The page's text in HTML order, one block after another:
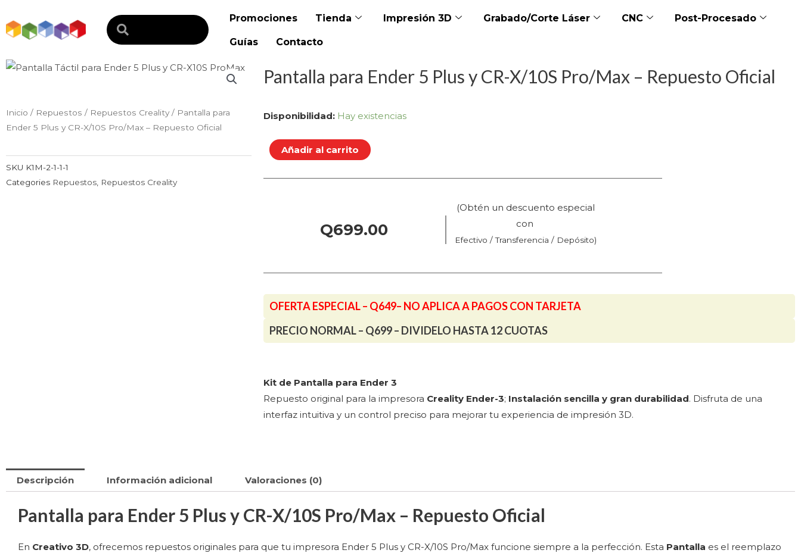
al
contenido
Promociones Tienda Impresión 3D Grabado/Corte Láser CNC Post-Procesado
Guías Contacto
Inicio / Repuestos / Repuestos Creality/ Pantalla para
Ender 5 Plus y CR-X/10S Pro/Max – Repuesto Oficial
SKU K1M-2-1-1-1
Categories Repuestos Repuestos Creality
Pantalla para Ender 5 Plus y CR-X/10S Pro/Max – Repuesto Oficial
Disponibilidad: Hay existencias
Pantalla
Ender
Plus
Repuesto
Oficial
cantidad
Añadir al carrito
Q699.00
(Obtén un descuento especial
con
Efectivo / Transferencia / Depósito)
OFERTA ESPECIAL – Q649– NO APLICA A PAGOS CON TARJETA
PRECIO NORMAL – Q699 – DIVIDELO HASTA 12 CUOTAS
Kit de Pantalla para Ender 3
Repuesto original para la impresora Creality Ender-3; Instalación sencilla y gran durabilidad. Disfruta de una
interfaz intuitiva y un control preciso para mejorar tu experiencia de impresión 3D.
Descripción Información adicional Valoraciones (0)
Pantalla para Ender 5 Plus y CR-X/10S Pro/Max – Repuesto Oficial
En Creativo 3D, ofrecemos repuestos originales para que tu impresora Ender 5 Plus y CR-X/10S Pro/Max funcione siempre a la perfección. Esta Pantalla es el reemplazo